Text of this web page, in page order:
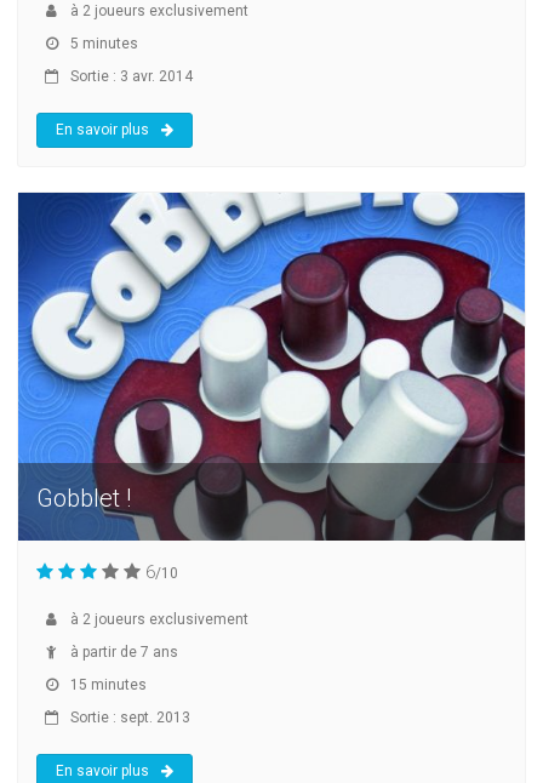
à 2 joueurs exclusivement
5 minutes
Sortie : 3 avr. 2014
En savoir plus
Gobblet !
6/10
à 2 joueurs exclusivement
à partir de 7 ans
15 minutes
Sortie : sept. 2013
En savoir plus